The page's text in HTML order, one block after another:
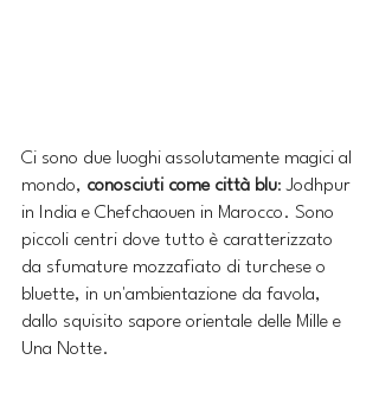
Ci sono due luoghi assolutamente magici al
mondo, conosciuti come città blu: Jodhpur
in India e Chefchaouen in Marocco. Sono
piccoli centri dove tutto è caratterizzato
da sfumature mozzafiato di turchese o
bluette, in un'ambientazione da favola,
dallo squisito sapore orientale delle Mille e
Una Notte.